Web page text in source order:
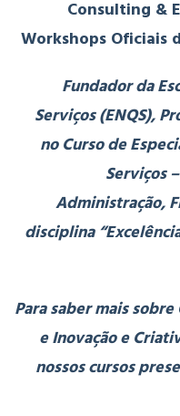
Consulting &
Workshops Oficiais
Fundador da
Serviços (ENQS),
no Curso de
Serviços
Administração,
disciplina
Para saber mais
e Inovação e
nossos cursos